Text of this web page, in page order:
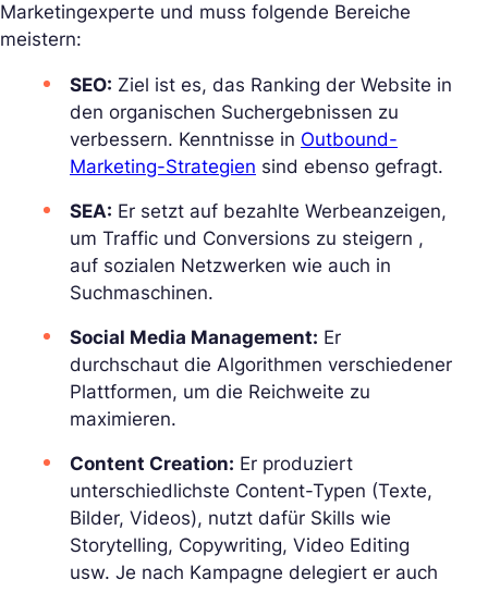
Marketingexperte und muss folgende Bereiche
meistern:
SEO: Ziel ist es, das Ranking der Website in
den organischen Suchergebnissen zu
verbessern. Kenntnisse in Outbound-
Marketing-Strategien sind ebenso gefragt.
SEA: Er setzt auf bezahlte Werbeanzeigen,
um Traffic und Conversions zu steigern ,
auf sozialen Netzwerken wie auch in
Suchmaschinen.
Social Media Management: Er
durchschaut die Algorithmen verschiedener
Plattformen, um die Reichweite zu
maximieren.
Content Creation: Er produziert
unterschiedlichste Content-Typen (Texte,
Bilder, Videos), nutzt dafür Skills wie
Storytelling, Copywriting, Video Editing
usw. Je nach Kampagne delegiert er auch